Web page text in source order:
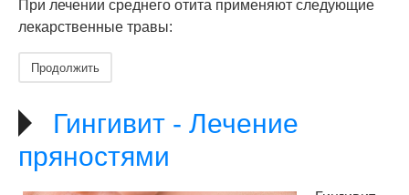
При лечении среднего отита применяют следующие
лекарственные травы:
Продолжить
Гингивит - Лечение
пряностями